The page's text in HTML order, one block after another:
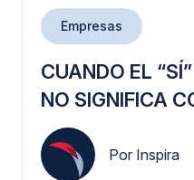
Empresas
CUANDO EL
NO SIGNIFICA
Por Inspira